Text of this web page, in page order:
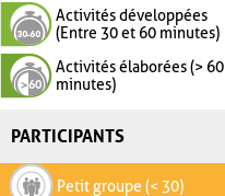
Activités développées
(Entre 30 et 60 minutes)
Activités élaborées (> 60
minutes)
PARTICIPANTS
Petit groupe (< 30)